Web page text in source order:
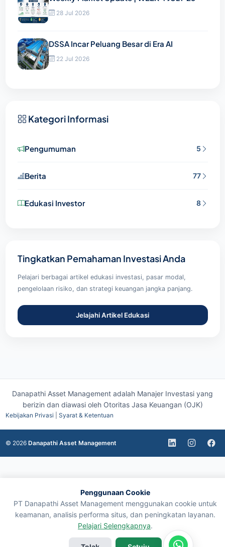
28 Jul 2026
DSSA Incar Peluang Besar di Era AI
22 Jul 2026
Kategori Informasi
Pengumuman 5
Berita 77
Edukasi Investor 8
Tingkatkan Pemahaman Investasi Anda
Pelajari berbagai artikel edukasi investasi, pasar modal,
pengelolaan risiko, dan strategi keuangan jangka panjang.
Jelajahi Artikel Edukasi
Danapathi Asset Management adalah Manajer Investasi yang
berizin dan diawasi oleh Otoritas Jasa Keuangan (OJK)
Kebijakan Privasi Syarat & Ketentuan
© 2026 Danapathi Asset Management
Penggunaan Cookie
PT Danapathi Asset Management menggunakan cookie untuk
keamanan, analisis performa situs, dan peningkatan layanan.
Pelajari Selengkapnya.